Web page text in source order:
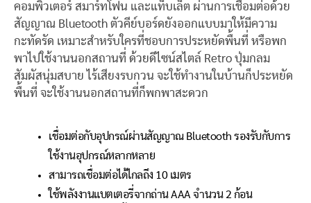
คอมพิวเตอร์ สมาร์ทโฟน และแท็บเล็ต ผ่านการเชื่อมต่อด้วย
สัญญาณ Bluetooth ตัวคีย์บอร์ดยังออกแบบมาให้มีความ
กะทัดรัด เหมาะสำหรับใครที่ชอบการประหยัดพื้นที่ หรือพก
พาไปใช้งานนอกสถานที่ ด้วยดีไซน์สไตล์ Retro ปุ่มกลม
สัมผัสนุ่มสบาย ไร้เสียงรบกวน จะใช้ทำงานในบ้านก็ประหยัด
พื้นที่ จะใช้งานนอกสถานที่ก็พกพาสะดวก
เชื่อมต่อกับอุปกรณ์ผ่านสัญญาณ Bluetooth รองรับกับการ
ใช้งานอุปกรณ์หลากหลาย
สามารถเชื่อมต่อได้ไกลถึง 10 เมตร
ใช้พลังงานแบตเตอรี่จากถ่าน AAA จำนวน 2 ก้อน